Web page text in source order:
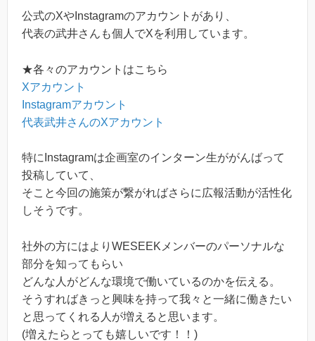
公式のXやInstagramのアカウントがあり、
代表の武井さんも個人でXを利用しています。
★各々のアカウントはこちら
Xアカウント
Instagramアカウント
代表武井さんのXアカウント
特にInstagramは企画室のインターン生ががんばって
投稿していて、
そこと今回の施策が繋がればさらに広報活動が活性化
しそうです。
社外の方にはよりWESEEKメンバーのパーソナルな
部分を知ってもらい
どんな人がどんな環境で働いているのかを伝える。
そうすればきっと興味を持って我々と一緒に働きたい
と思ってくれる人が増えると思います。
(増えたらとっても嬉しいです！！)